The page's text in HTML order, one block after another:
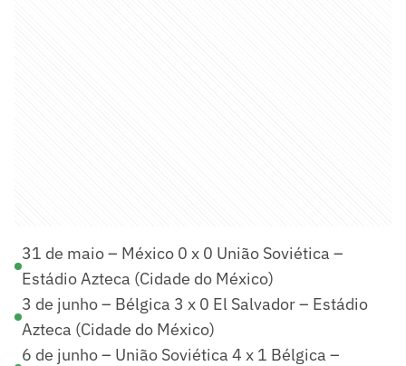
31 de maio – México 0 x 0 União Soviética –
Estádio Azteca (Cidade do México)
3 de junho – Bélgica 3 x 0 El Salvador – Estádio
Azteca (Cidade do México)
6 de junho – União Soviética 4 x 1 Bélgica –